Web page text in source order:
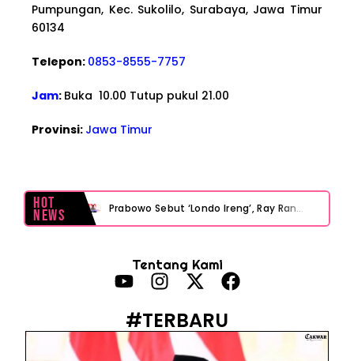
Pumpungan, Kec. Sukolilo, Surabaya, Jawa Timur
60134
Telepon: 0853-8555-7757
Jam: Buka 10.00 Tutup pukul 21.00
Provinsi: Jawa Timur
Hot
News Prabowo Sebut ‘Londo Ireng’, Ray Rangkuti Desak DPR Bersikap, Ini Ulasan Politiknya
Baterai Apple Watch Cepat Boros? Ini Penyebab dan Cara Mengatasinya
Tentang Kami
#TERBARU